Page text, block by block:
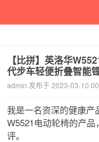
【比拼】英洛华
代步车轻便折叠智能
admin 发布于 2023-03-10
我是一名资深的健康产
W5521电动轮椅的产
评。